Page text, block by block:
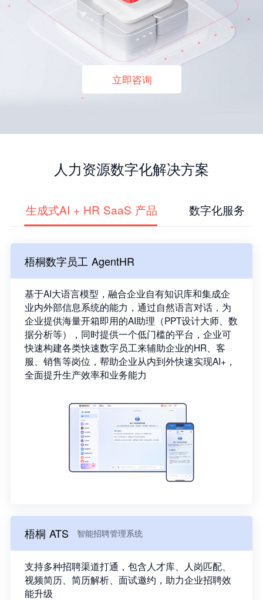
立即咨询
人力资源数字化解决方案
生成式AI + HR SaaS 产品 数字化服务
梧桐数字员工 AgentHR
基于AI大语言模型，融合企业自有知识库和集成企
业内外部信息系统的能力，通过自然语言对话，为
企业提供海量开箱即用的AI助理（PPT设计大师、数
据分析等），同时提供一个低门槛的平台，企业可
快速构建各类快速数字员工来辅助企业的HR、客
服、销售等岗位，帮助企业从内到外快速实现AI+，
全面提升生产效率和业务能力
梧桐 ATS 智能招聘管理系统
支持多种招聘渠道打通，包含人才库、人岗匹配、
视频简历、简历解析、面试邀约，助力企业招聘效
能升级